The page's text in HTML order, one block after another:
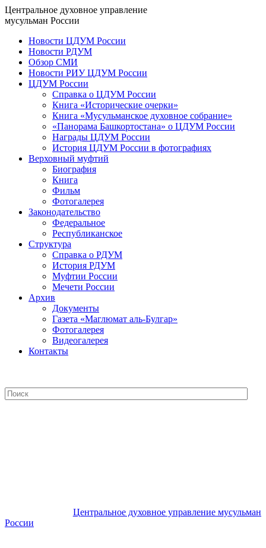
Центральное духовное управление
мусульман России
Новости ЦДУМ России
Новости РДУМ
Обзор СМИ
Новости РИУ ЦДУМ России
ЦДУМ России
Справка о ЦДУМ России
Книга «Исторические очерки»
Книга «Мусульманское духовное собрание»
«Панорама Башкортостана» о ЦДУМ России
Награды ЦДУМ России
История ЦДУМ России в фотографиях
Верховный муфтий
Биография
Книга
Фильм
Фотогалерея
Законодательство
Федеральное
Республиканское
Структура
Справка о РДУМ
История РДУМ
Муфтии России
Мечети России
Архив
Документы
Газета «Маглюмат аль-Булгар»
Фотогалерея
Видеогалерея
Контакты
Центральное духовное управление мусульман
России